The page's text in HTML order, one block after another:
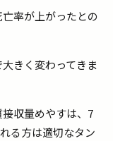
率が上がったとの
きく変わってきま
収量めやすは、7
る方は適切なタン